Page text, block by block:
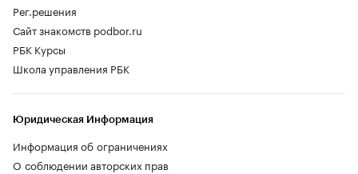
Рег.решения
Сайт знакомств podbor.ru
РБК Курсы
Школа управления РБК
Юридическая Информация
Информация об ограничениях
О соблюдении авторских прав